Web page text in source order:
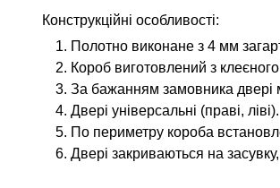
Конструкційні особливості:
Полотно виконане з 4 мм
Короб виготовлений з
За бажанням замовника двері
Двері універсальні (праві, ліві).
По периметру короба
Двері закриваються на